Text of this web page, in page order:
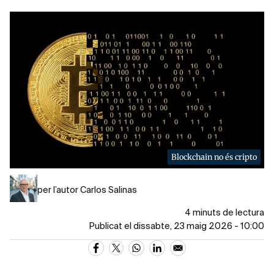
Blockchain no és cripto
per l’autor Carlos Salinas
4 minuts de lectura
Publicat el dissabte, 23 maig 2026 - 10:00